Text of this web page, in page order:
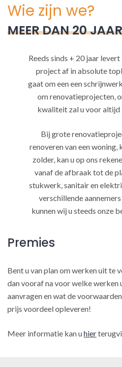
Wie zijn we?
MEER DAN 20
Reeds sinds + 20 jaar
project af in absolute
gaat om een een
om renovatieprojecten,
kwaliteit zal u voor altijd
Bij grote
renoveren van een
zolder, kan u op ons
vanaf de afbraak tot de
stukwerk, sanitair en
verschillende
kunnen wij u steeds onze
Premies
Bent u van plan om werken uit te
dan vooraf na voor welke werken
aanvragen en wat de
prijs voordeel opleveren!
Meer informatie kan uhier